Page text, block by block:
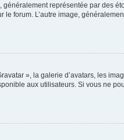
représentée par des
forum. L’autre image,
», la galerie d’avatars, les
aux utilisateurs. Si vous ne